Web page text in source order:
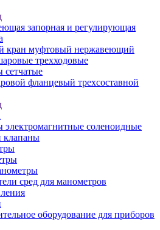
запорная и регулирующая
кран муфтовый нержавеющий
трехходовые
сетчатые
фланцевый трехсоставной
электромагнитные соленоидные
клапаны
сред для манометров
оборудование для приборов